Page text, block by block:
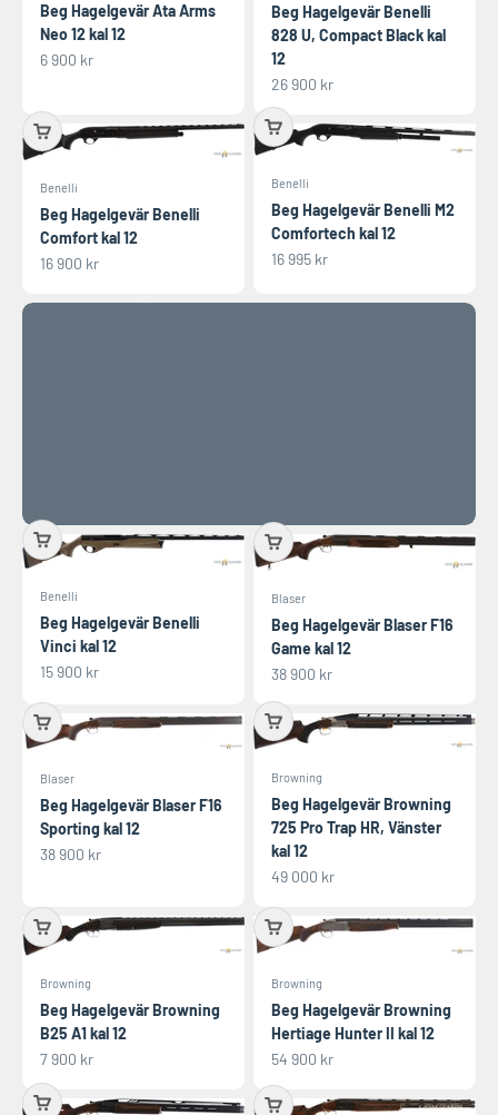
Beg Hagelgevär Ata Arms
Neo 12 kal 12
REA-pris
6 900 kr
Beg Hagelgevär Benelli
828 U, Compact Black kal
12
REA-pris
26 900 kr
Benelli
Beg Hagelgevär Benelli
Comfort kal 12
REA-pris
16 900 kr
Benelli
Beg Hagelgevär Benelli M2
Comfortech kal 12
REA-pris
16 995 kr
Vapenpaket Tikka T3x Start
Benelli
Beg Hagelgevär Benelli
Vinci kal 12
REA-pris
15 900 kr
Blaser
Beg Hagelgevär Blaser F16
Game kal 12
REA-pris
38 900 kr
Blaser
Beg Hagelgevär Blaser F16
Sporting kal 12
REA-pris
38 900 kr
Browning
Beg Hagelgevär Browning
725 Pro Trap HR, Vänster
kal 12
REA-pris
49 000 kr
Browning
Beg Hagelgevär Browning
B25 A1 kal 12
REA-pris
7 900 kr
Browning
Beg Hagelgevär Browning
Hertiage Hunter II kal 12
REA-pris
54 900 kr